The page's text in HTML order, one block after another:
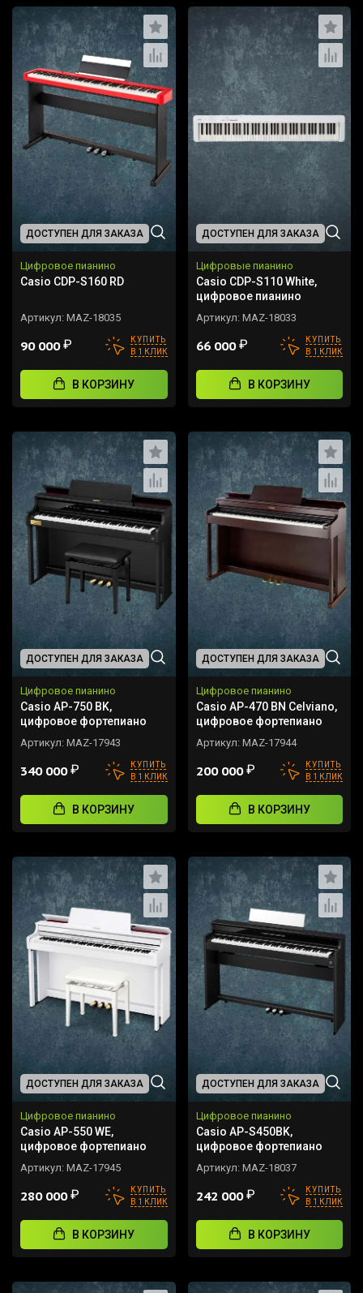
ДОСТУПЕН ДЛЯ ЗАКАЗА
Цифровое пианино
Casio CDP-S160 RD
Артикул: MAZ-18035
90 000₽
КУПИТЬ
В 1 КЛИК
В КОРЗИНУ
ДОСТУПЕН ДЛЯ ЗАКАЗА
Цифровые пианино
Casio CDP-S110 White,
цифровое пианино
Артикул: MAZ-18033
66 000₽
КУПИТЬ
В 1 КЛИК
В КОРЗИНУ
ДОСТУПЕН ДЛЯ ЗАКАЗА
Цифровое пианино
Casio AP-750 BK,
цифровое фортепиано
Артикул: MAZ-17943
340 000₽
КУПИТЬ
В 1 КЛИК
В КОРЗИНУ
ДОСТУПЕН ДЛЯ ЗАКАЗА
Цифровое пианино
Casio AP-470 BN Celviano,
цифровое фортепиано
Артикул: MAZ-17944
200 000₽
КУПИТЬ
В 1 КЛИК
В КОРЗИНУ
ДОСТУПЕН ДЛЯ ЗАКАЗА
Цифровое пианино
Casio AP-550 WE,
цифровое фортепиано
Артикул: MAZ-17945
280 000₽
КУПИТЬ
В 1 КЛИК
В КОРЗИНУ
ДОСТУПЕН ДЛЯ ЗАКАЗА
Цифровое пианино
Casio AP-S450BK,
цифровое фортепиано
Артикул: MAZ-18037
242 000₽
КУПИТЬ
В 1 КЛИК
В КОРЗИНУ